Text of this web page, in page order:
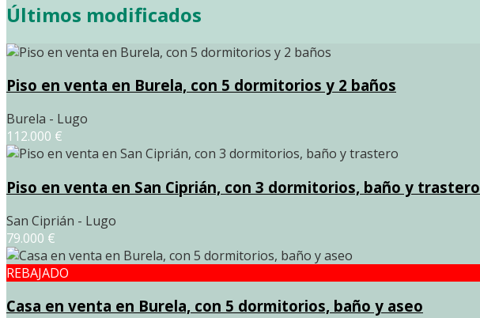
Últimos modificados
Piso en venta en Burela, con 5 dormitorios y 2 baños
Burela - Lugo
112.000 €
Piso en venta en San Ciprián, con 3 dormitorios, baño y trastero
San Ciprián - Lugo
79.000 €
REBAJADO
Casa en venta en Burela, con 5 dormitorios, baño y aseo